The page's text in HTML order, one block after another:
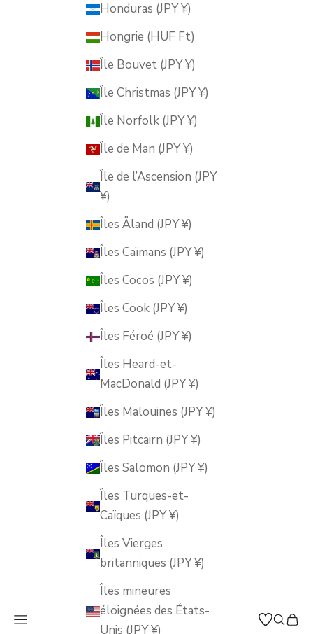
MUSUBI KILN
Ouvrir la navigation Ouvrir
Voir
Honduras (JPY ¥)
Hongrie (HUF Ft)
Île Bouvet (JPY ¥)
Île Christmas (JPY ¥)
Île Norfolk (JPY ¥)
Île de Man (JPY ¥)
Île de l’Ascension (JPY
¥)
Îles Åland (JPY ¥)
Îles Caïmans (JPY ¥)
Îles Cocos (JPY ¥)
Îles Cook (JPY ¥)
Îles Féroé (JPY ¥)
Îles Heard-et-
MacDonald (JPY ¥)
Îles Malouines (JPY ¥)
Îles Pitcairn (JPY ¥)
Îles Salomon (JPY ¥)
Îles Turques-et-
Caïques (JPY ¥)
Îles Vierges
britanniques (JPY ¥)
Îles mineures
éloignées des États-
Unis (JPY ¥)